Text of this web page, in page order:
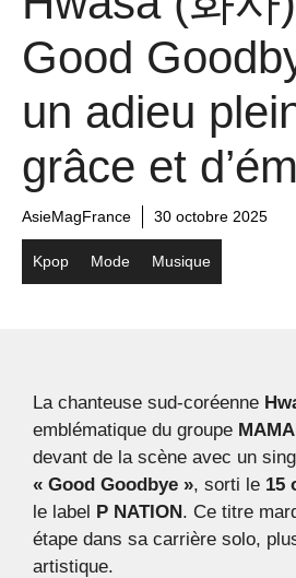
Good
un adieu
grâce et
AsieMagFrance 30 octobre 2025
Kpop Mode Musique
La chanteuse sud-coréenne
emblématique du groupe
devant de la scène avec un
« Good Goodbye », sorti le 15
le label P NATION. Ce titre
étape dans sa carrière solo,
artistique.